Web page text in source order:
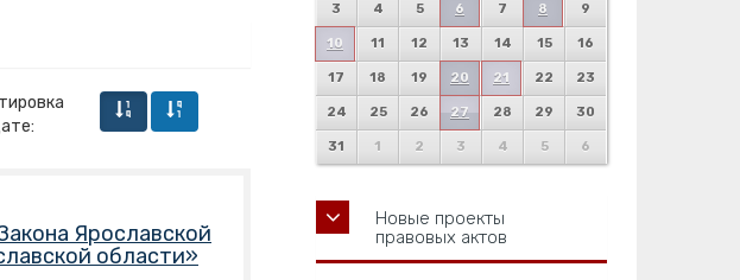
Ярославской
области»
3 4 5 6 7 8 9
10 11 12 13 14 15 16
17 18 19 20 21 22 23
24 25 26 27 28 29 30
31 1 2 3 4 5 6
Новые проекты
правовых актов